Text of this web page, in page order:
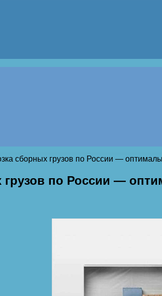
сборных грузов по России —
по России —